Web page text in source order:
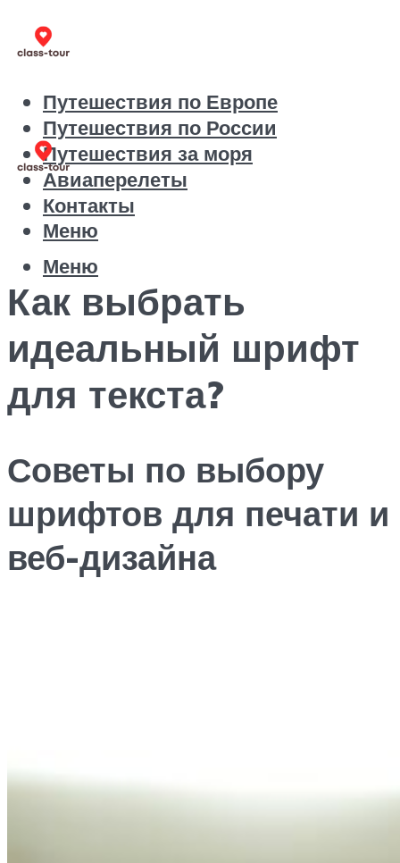
Путешествия по Европе
Путешествия по России
Путешествия за моря
Авиаперелеты
Контакты
Меню
Меню
Как выбрать
идеальный шрифт
для текста?
Советы по выбору
шрифтов для печати и
веб-дизайна